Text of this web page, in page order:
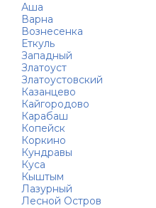
Аша
Варна
Вознесенка
Еткуль
Западный
Златоуст
Златоустовский
Казанцево
Кайгородово
Карабаш
Копейск
Коркино
Кундравы
Куса
Кыштым
Лазурный
Лесной Остров